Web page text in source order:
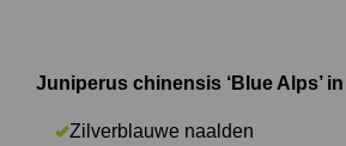
Juniperus chinensis ‘Blue Alps’
Zilverblauwe naalden